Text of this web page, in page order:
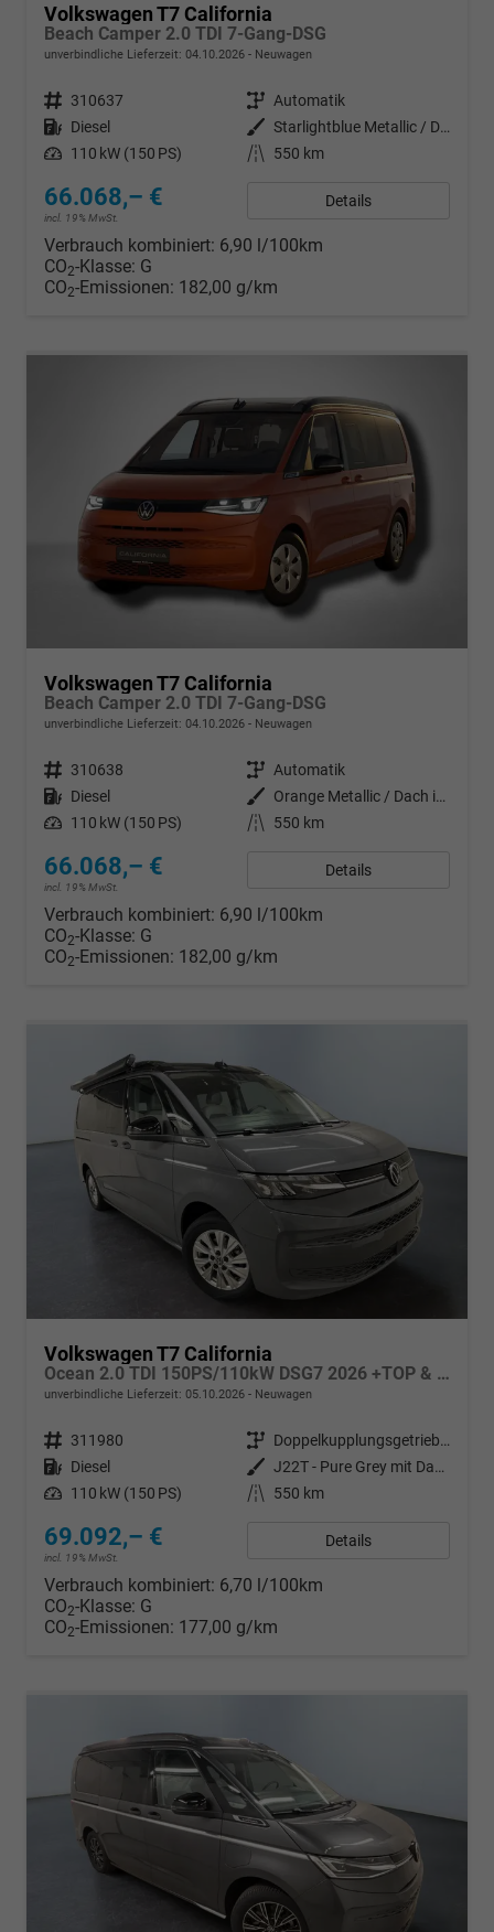
Volkswagen T7 California
Beach Camper 2.0 TDI 7-Gang-DSG
unverbindliche Lieferzeit: 04.10.2026 Neuwagen
Fahrzeugnr. 310637 Getriebe Automatik
Kraftstoff Diesel Außenfarbe
Starlightblue Metallic / Dach in Schwarz
Leistung 110 kW (150 PS) Kilometerstand 550 km
66.068,– €
incl. 19% MwSt.
Details
Verbrauch kombiniert: 6,90 l/100km
CO2-Klasse: G
CO2-Emissionen: 182,00 g/km
Volkswagen T7 California
Beach Camper 2.0 TDI 7-Gang-DSG
unverbindliche Lieferzeit: 04.10.2026 Neuwagen
Fahrzeugnr. 310638 Getriebe Automatik
Kraftstoff Diesel Außenfarbe
Orange Metallic / Dach in Schwarz
Leistung 110 kW (150 PS) Kilometerstand 550 km
66.068,– €
incl. 19% MwSt.
Details
Verbrauch kombiniert: 6,90 l/100km
CO2-Klasse: G
CO2-Emissionen: 182,00 g/km
Volkswagen T7 California
Ocean 2.0 TDI 150PS/110kW DSG7 2026 +TOP & PARK PAKET+18" ALU+AHK+TRAVEL ASSIST+EL- HEBEDACH, BASALT GRAU+CAMPINGAUSBAU
unverbindliche Lieferzeit: 05.10.2026 Neuwagen
Fahrzeugnr. 311980 Getriebe
Doppelkupplungsgetriebe (DSG)
Kraftstoff Diesel Außenfarbe
J22T - Pure Grey mit Dach in Schwarz
Leistung 110 kW (150 PS) Kilometerstand 550 km
69.092,– €
incl. 19% MwSt.
Details
Verbrauch kombiniert: 6,70 l/100km
CO2-Klasse: G
CO2-Emissionen: 177,00 g/km